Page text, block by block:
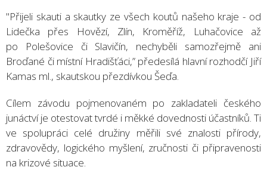
"Přijeli skauti a skautky ze všech koutů našeho kraje - od
Lidečka přes Hovězí, Zlín, Kroměříž, Luhačovice až
po Polešovice či Slavičín, nechyběli samozřejmě ani
Broďané či místní Hradišťáci,” předesílá hlavní rozhodčí Jiří
Kamas ml., skautskou přezdívkou Šeďa.
Cílem závodu pojmenovaném po zakladateli českého
junáctví je otestovat tvrdé i měkké dovednosti účastníků. Ti
ve spolupráci celé družiny měřili své znalosti přírody,
zdravovědy, logického myšlení, zručnosti či připravenosti
na krizové situace.